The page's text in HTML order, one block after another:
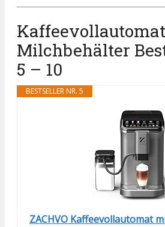
Milchbehälter
5 – 10
BESTSELLER NR. 5
ZACHVO Kaffeevollautomat